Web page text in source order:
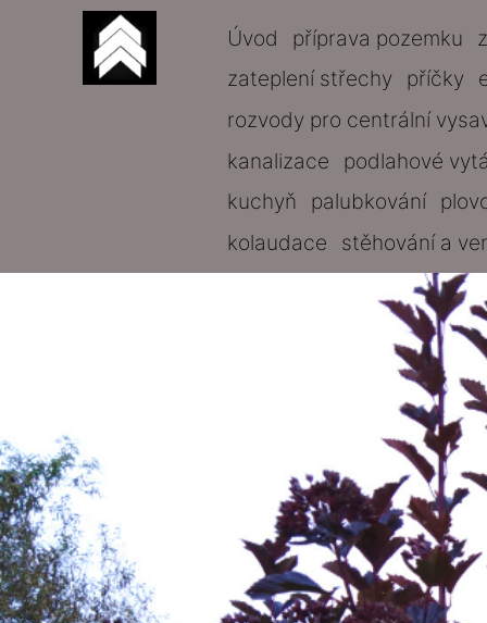
Úvod příprava pozemku
zateplení střechy
příčky
rozvody pro centrální
kanalizace
podlahové
kuchyň
palubkování
kolaudace
stěhování a